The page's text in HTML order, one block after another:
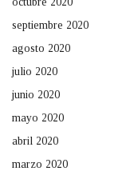
septiembre 2020
agosto 2020
julio 2020
junio 2020
mayo 2020
abril 2020
marzo 2020